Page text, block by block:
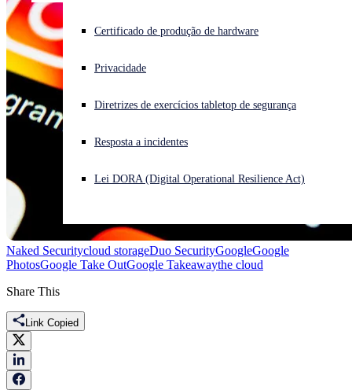
Enfrentando um ataque cibernético? Obtenha ajuda imediata
Iniciar sessão
Open search
Português (Brasil) Open language switcher
Certificado de produção de hardware
Privacidade
Diretrizes de exercícios tabletop de segurança
Resposta a incidentes
Lei DORA (Digital Operational Resilience Act)
Naked Securitycloud storageDuo SecurityGoogleGoogle
PhotosGoogle Take OutGoogle Takeawaythe cloud
Share This
Link Copied